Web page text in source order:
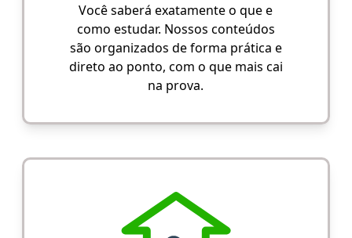
Você saberá exatamente o que e
como estudar. Nossos conteúdos
são organizados de forma prática e
direto ao ponto, com o que mais cai
na prova.